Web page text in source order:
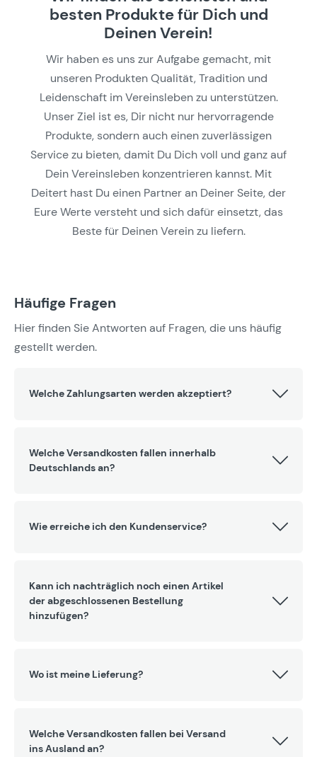
besten Produkte für Dich und
Deinen Verein!
Wir haben es uns zur Aufgabe gemacht, mit
unseren Produkten Qualität, Tradition und
Leidenschaft im Vereinsleben zu unterstützen.
Unser Ziel ist es, Dir nicht nur hervorragende
Produkte, sondern auch einen zuverlässigen
Service zu bieten, damit Du Dich voll und ganz auf
Dein Vereinsleben konzentrieren kannst. Mit
Deitert hast Du einen Partner an Deiner Seite, der
Eure Werte versteht und sich dafür einsetzt, das
Beste für Deinen Verein zu liefern.
Häufige Fragen
Hier finden Sie Antworten auf Fragen, die uns häufig
gestellt werden.
Welche Zahlungsarten werden akzeptiert?
Welche Versandkosten fallen innerhalb
Deutschlands an?
Wie erreiche ich den Kundenservice?
Kann ich nachträglich noch einen Artikel
der abgeschlossenen Bestellung
hinzufügen?
Wo ist meine Lieferung?
Welche Versandkosten fallen bei Versand
ins Ausland an?